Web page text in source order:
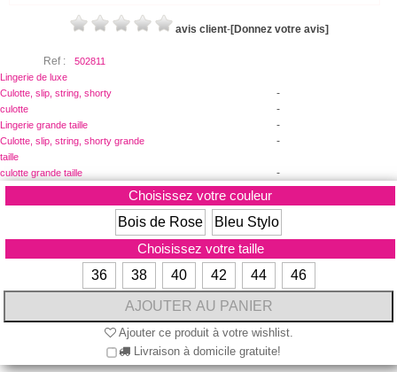
avis client-[Donnez votre avis]
Ref :
502811
Lingerie de luxe
-
Culotte, slip, string, shorty
-
culotte
-
Lingerie grande taille
-
Culotte, slip, string, shorty grande
taille
-
culotte grande taille
Choisissez votre couleur
Bois de Rose
Bleu Stylo
Choisissez votre taille
36
38 40 42 44 46
Ajouter ce produit à votre wishlist.
Livraison à domicile gratuite!